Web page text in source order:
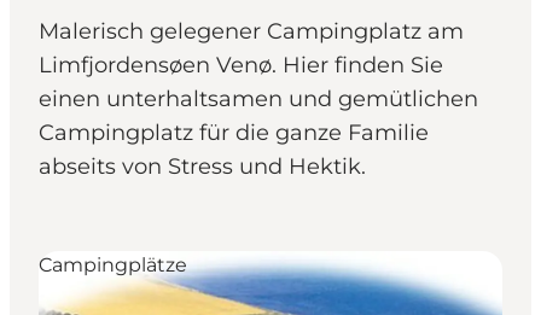
Infos über Mors
Unterkunft
Pauschalreisen / Urlaub
Planen Sie Ihre Reise
Malerisch gelegener Campingplatz am
Limfjordensøen Venø. Hier finden Sie
einen unterhaltsamen und gemütlichen
Campingplatz für die ganze Familie
abseits von Stress und Hektik.
Campingplätze